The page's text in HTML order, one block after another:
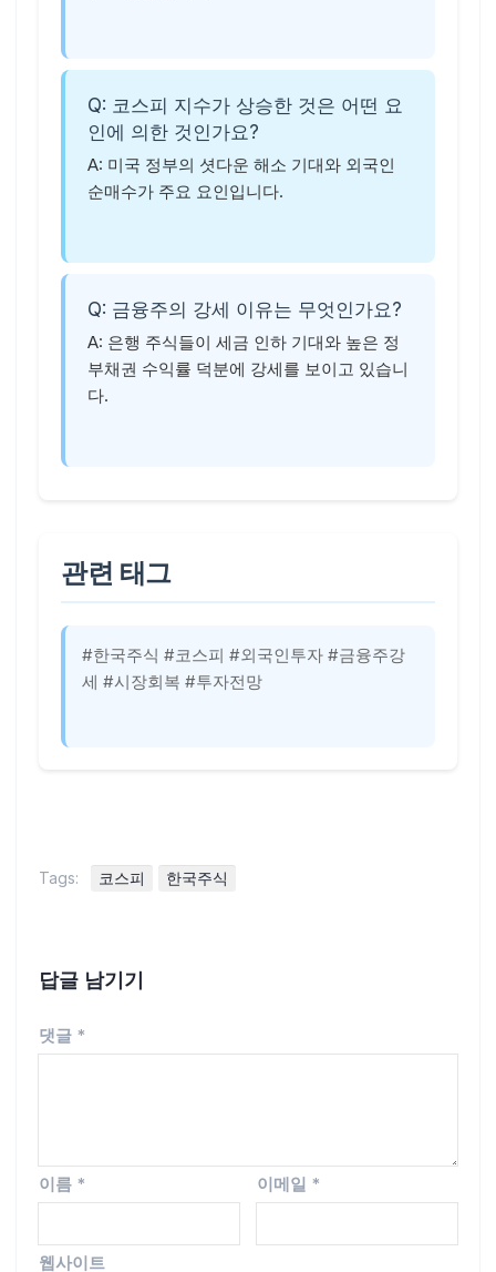
Q: 코스피 지수가 상승한 것은 어떤 요
인에 의한 것인가요?
A: 미국 정부의 셧다운 해소 기대와 외국인
순매수가 주요 요인입니다.
Q: 금융주의 강세 이유는 무엇인가요?
A: 은행 주식들이 세금 인하 기대와 높은 정
부채권 수익률 덕분에 강세를 보이고 있습니
다.
관련 태그
#한국주식 #코스피 #외국인투자 #금융주강
세 #시장회복 #투자전망
Tags: 코스피 한국주식
답글 남기기
댓글 *
이름 * 이메일 *
웹사이트